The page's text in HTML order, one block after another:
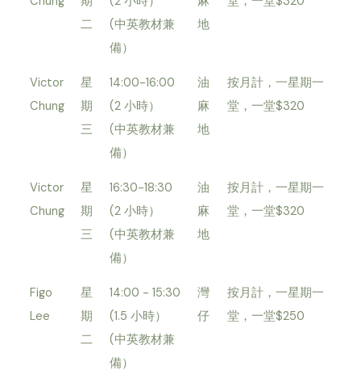
二
(中英教材兼
備）
地
Victor
Chung
星
期
三
14:00-16:00
(2 小時）
(中英教材兼
備）
油
麻
地
按月計，一星期一
堂，一堂$320
Victor
Chung
星
期
三
16:30-18:30
(2 小時）
(中英教材兼
備）
油
麻
地
按月計，一星期一
堂，一堂$320
Figo
Lee
星
期
二
14:00 - 15:30
(1.5 小時）
(中英教材兼
備）
灣
仔
按月計，一星期一
堂，一堂$250